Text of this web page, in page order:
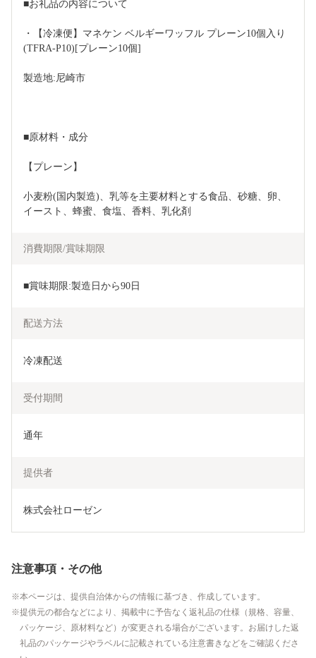
■お礼品の内容について
・【冷凍便】マネケン ベルギーワッフル プレーン10個入り
(TFRA-P10)[プレーン10個]
製造地:尼崎市
■原材料・成分
【プレーン】
小麦粉(国内製造)、乳等を主要材料とする食品、砂糖、卵、
イースト、蜂蜜、食塩、香料、乳化剤
消費期限/賞味期限
■賞味期限:製造日から90日
配送方法
冷凍配送
受付期間
通年
提供者
株式会社ローゼン
注意事項・その他
本ページは、提供自治体からの情報に基づき、作成しています。
提供元の都合などにより、掲載中に予告なく返礼品の仕様（規格、容量、
パッケージ、原材料など）が変更される場合がございます。お届けした返
礼品のパッケージやラベルに記載されている注意書きなどをご確認くださ